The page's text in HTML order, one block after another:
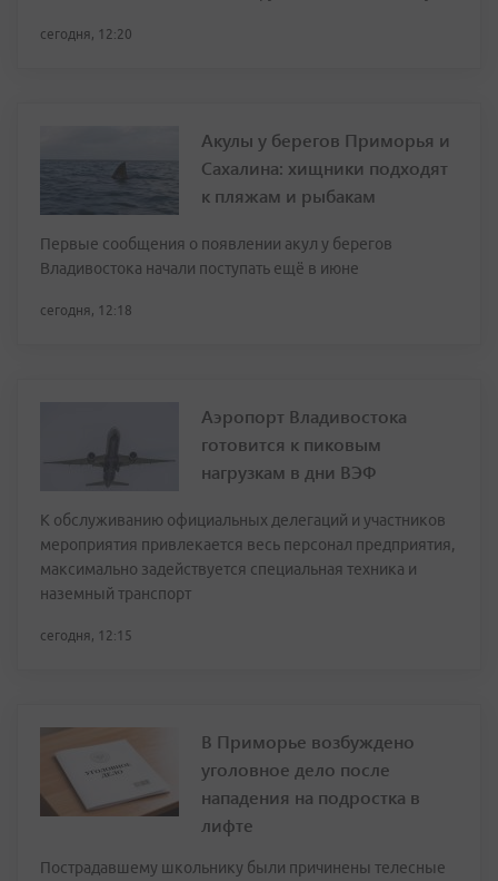
сегодня, 12:20
Акулы у берегов Приморья и
Сахалина: хищники подходят
к пляжам и рыбакам
Первые сообщения о появлении акул у берегов
Владивостока начали поступать ещё в июне
сегодня, 12:18
Аэропорт Владивостока
готовится к пиковым
нагрузкам в дни ВЭФ
К обслуживанию официальных делегаций и участников
мероприятия привлекается весь персонал предприятия,
максимально задействуется специальная техника и
наземный транспорт
сегодня, 12:15
В Приморье возбуждено
уголовное дело после
нападения на подростка в
лифте
Пострадавшему школьнику были причинены телесные